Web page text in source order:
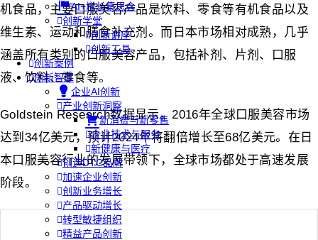
AI+增长集思会
创新学堂
创新讲座
创新工具
创新案例
创新智库
企业AI创新
产业创新洞察
新消费与新零售
企业技术与服务
新健康与医疗
创造DTC品牌
加速企业创新
创新业务增长
产品驱动增长
转型敏捷组织
精益产品创新
机食品，主要口服美容产品是饮料、零食等有机食品以及
维生素、运动和膳食补充剂。而日本市场相对成熟，几乎
涵盖所有类别的口服美容产品，包括补剂、片剂、口服
液、饮料、零食等。
Goldstein Research数据显示，2016年全球口服美容市场
达到34亿美元，预计2024年将翻倍增长至68亿美元。在日
本口服美容行业的发展带领下，全球市场都处于高速发展
阶段。